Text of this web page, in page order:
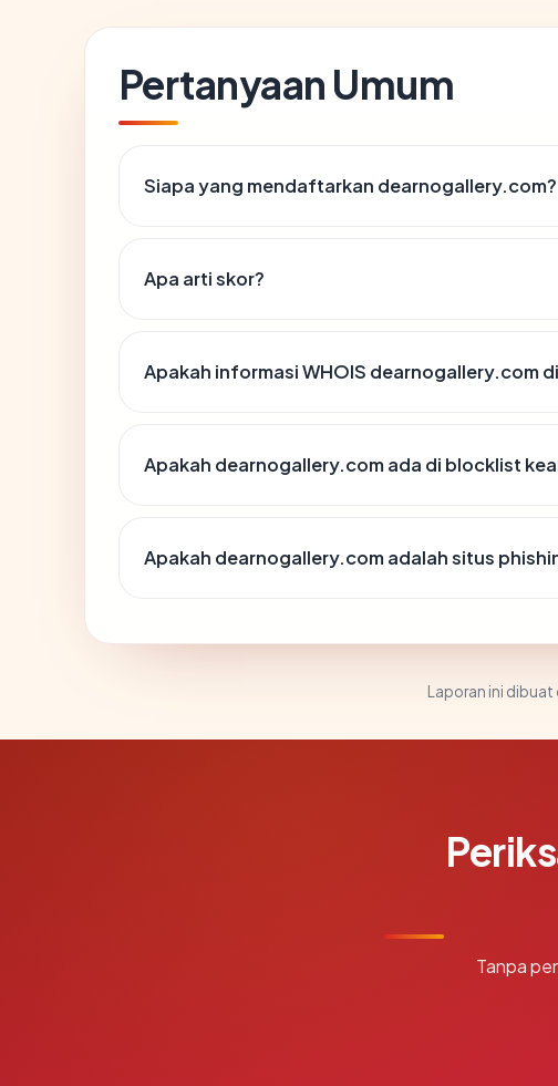
Pertanyaan Umum
Siapa yang mendaftarkan dearnogallery.com?
Apa arti skor?
Apakah informasi WHOIS dearnogallery.com
Apakah dearnogallery.com ada di blocklist
Apakah dearnogallery.com adalah situs
Laporan ini dibuat
Tanpa